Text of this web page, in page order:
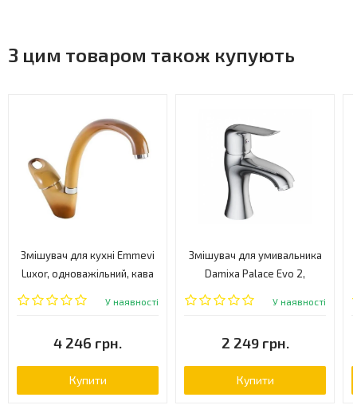
З цим товаром також купують
Змішувач для кухні Emmevi
Luxor, одноважільний, кава
(TF7087)
У наявності
4 246 грн.
Купити
Змішувач для умивальника
Damixa Palace Evo 2,
одноважільний, хром
У наявності
2 249 грн.
Купити